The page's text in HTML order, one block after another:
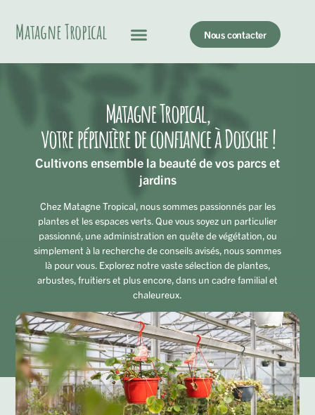
Matagne Tropical Nous contacter
Matagne Tropical,
votre pépinière de confiance à Doische !
Cultivons ensemble la beauté de vos parcs et
jardins
Chez Matagne Tropical, nous sommes passionnés par les
plantes et les espaces verts. Que vous soyez un particulier
passionné, une administration en quête de végétation, ou
simplement à la recherche de conseils avisés, nous sommes
là pour vous. Explorez notre vaste sélection de plantes,
arbustes, fruitiers et plus encore, dans un cadre familial et
chaleureux.